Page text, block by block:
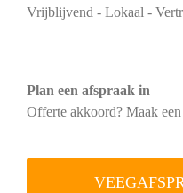
Vrijblijvend - Lokaal -
Plan een afspraak in
Offerte akkoord? Maak